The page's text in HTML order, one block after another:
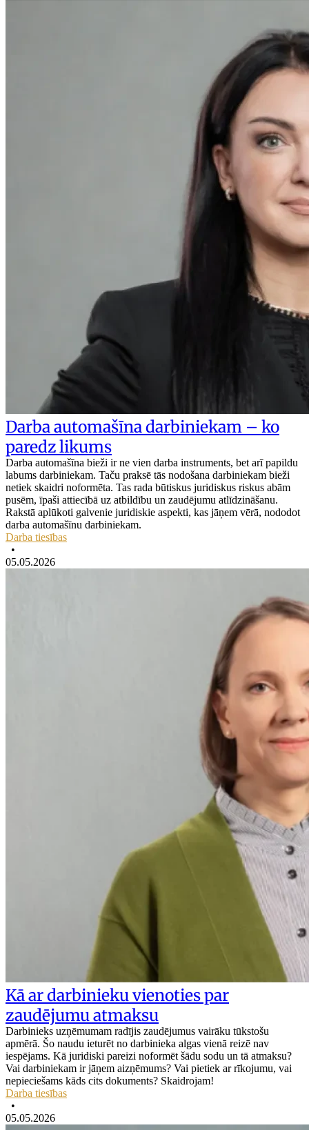
Darba automašīna darbiniekam – ko
paredz likums
Darba automašīna bieži ir ne vien darba instruments, bet arī papildu
labums darbiniekam. Taču praksē tās nodošana darbiniekam bieži
netiek skaidri noformēta. Tas rada būtiskus juridiskus riskus abām
pusēm, īpaši attiecībā uz atbildību un zaudējumu atlīdzināšanu.
Rakstā aplūkoti galvenie juridiskie aspekti, kas jāņem vērā, nododot
darba automašīnu darbiniekam.
Darba tiesības
•
05.05.2026
Kā ar darbinieku vienoties par
zaudējumu atmaksu
Darbinieks uzņēmumam radījis zaudējumus vairāku tūkstošu
apmērā. Šo naudu ieturēt no darbinieka algas vienā reizē nav
iespējams. Kā juridiski pareizi noformēt šādu sodu un tā atmaksu?
Vai darbiniekam ir jāņem aizņēmums? Vai pietiek ar rīkojumu, vai
nepieciešams kāds cits dokuments? Skaidrojam!
Darba tiesības
•
05.05.2026